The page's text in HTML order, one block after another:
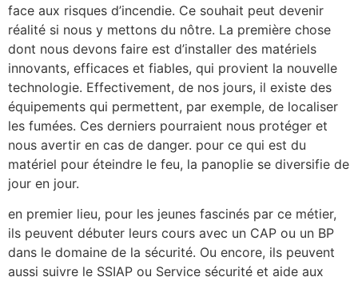
face aux risques d’incendie. Ce souhait peut devenir
réalité si nous y mettons du nôtre. La première chose
dont nous devons faire est d’installer des matériels
innovants, efficaces et fiables, qui provient la nouvelle
technologie. Effectivement, de nos jours, il existe des
équipements qui permettent, par exemple, de localiser
les fumées. Ces derniers pourraient nous protéger et
nous avertir en cas de danger. pour ce qui est du
matériel pour éteindre le feu, la panoplie se diversifie de
jour en jour.
en premier lieu, pour les jeunes fascinés par ce métier,
ils peuvent débuter leurs cours avec un CAP ou un BP
dans le domaine de la sécurité. Ou encore, ils peuvent
aussi suivre le SSIAP ou Service sécurité et aide aux